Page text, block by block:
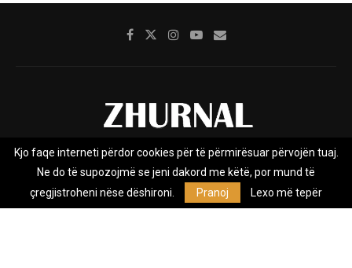
Rreth nesh Impresumi Marketing
Privacy Policy
Zhurnal.mk është Agjenci e Lajmeve e pavarur, e themeluar në vitin
Kjo faqe interneti përdor cookies për të përmirësuar përvojën tuaj.
Ne do të supozojmë se jeni dakord me këtë, por mund të
çregjistroheni nëse dëshironi.
Pranoj Lexo më tepër